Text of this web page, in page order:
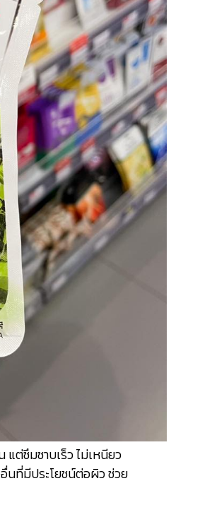
ต่ซึมซาบเร็ว ไม่เหนียว
นที่มีประโยชน์ต่อผิว ช่วย